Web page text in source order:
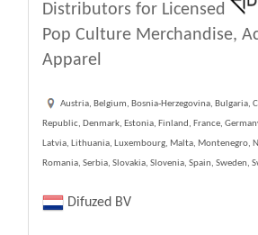
Distributors for Licensed
Pop Culture Merchandise,
Apparel
Austria, Belgium, Bosnia-Herzegovina, Bulgaria,
Republic, Denmark, Estonia, Finland, France,
Latvia, Lithuania, Luxembourg, Malta, Montenegro,
Romania, Serbia, Slovakia, Slovenia, Spain, Sweden,
Difuzed BV